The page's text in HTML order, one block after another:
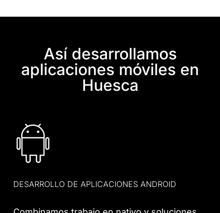
Así desarrollamos
aplicaciones móviles en
Huesca
DESARROLLO DE APLICACIONES ANDROID